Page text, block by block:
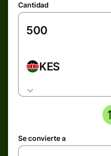
Cantidad
KES
Se convierte a